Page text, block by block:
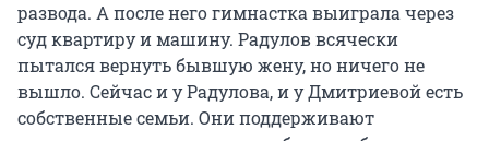
развода. А после него гимнастка выиграла через
суд квартиру и машину. Радулов всячески
пытался вернуть бывшую жену, но ничего не
вышло. Сейчас и у Радулова, и у Дмитриевой есть
собственные семьи. Они поддерживают